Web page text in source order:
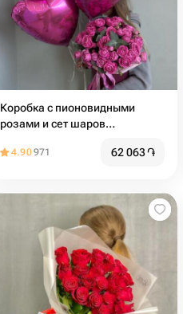
Коробка с пионовидными
розами и сет шаров
4.90971 62 063֏